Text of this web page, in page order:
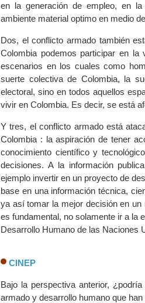
en la generación de empleo, en
ambiente material optimo en medio
Dos, el conflicto armado también
Colombia podemos participar en
escenarios en los cuales como
suerte colectiva de Colombia, la
electoral, sino en todos aquellos
vivir en Colombia. Es decir, se está
Y tres, el conflicto armado está
Colombia : la aspiración de tener
conocimiento científico y
decisiones. A la información
ejemplo invertir en un proyecto de
base en una información técnica,
ya así tomar la mejor decisión en
es fundamental, no solamente ir a la
Desarrollo Humano de las Naciones
CINEP
Bajo la perspectiva anterior,
armado y desarrollo humano que